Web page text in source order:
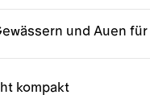
und Auen
kompakt